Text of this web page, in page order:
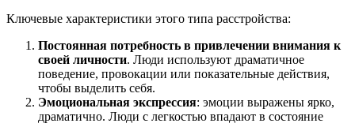
Ключевые характеристики этого типа расстройства:
Постоянная потребность в привлечении внимания к
своей личности. Люди используют драматичное
поведение, провокации или показательные действия,
чтобы выделить себя.
Эмоциональная экспрессия: эмоции выражены ярко,
драматично. Люди с легкостью впадают в состояние